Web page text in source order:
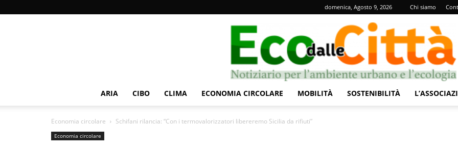
domenica, Agosto 9, 2026 Chi siamo
ARIA CIBO CLIMA ECONOMIA CIRCOLARE MOBILITÀ SOSTENIBILITÀ
Economia circolare Schifani rilancia: “Con i termovalorizzatori libereremo Sicilia da rifiuti”
Economia circolare